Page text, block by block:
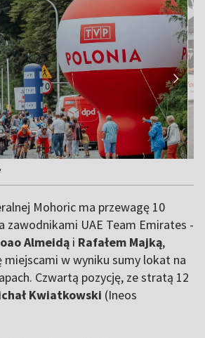
Mohoric ma przewagę 10
zawodnikami UAE Team Emirates -
Almeidą i Rafałem Majką,
w wyniku sumy lokat na
Czwartą pozycję, ze stratą 12
Kwiatkowski (Ineos